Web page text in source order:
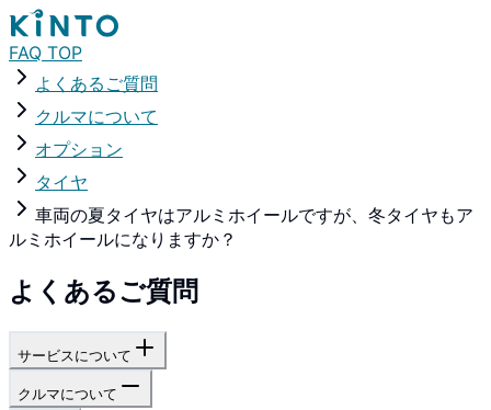
FAQ TOP
よくあるご質問
クルマについて
オプション
タイヤ
車両の夏タイヤはアルミホイールですが、冬タイヤもア
ルミホイールになりますか？
よくあるご質問
サービスについて
クルマについて